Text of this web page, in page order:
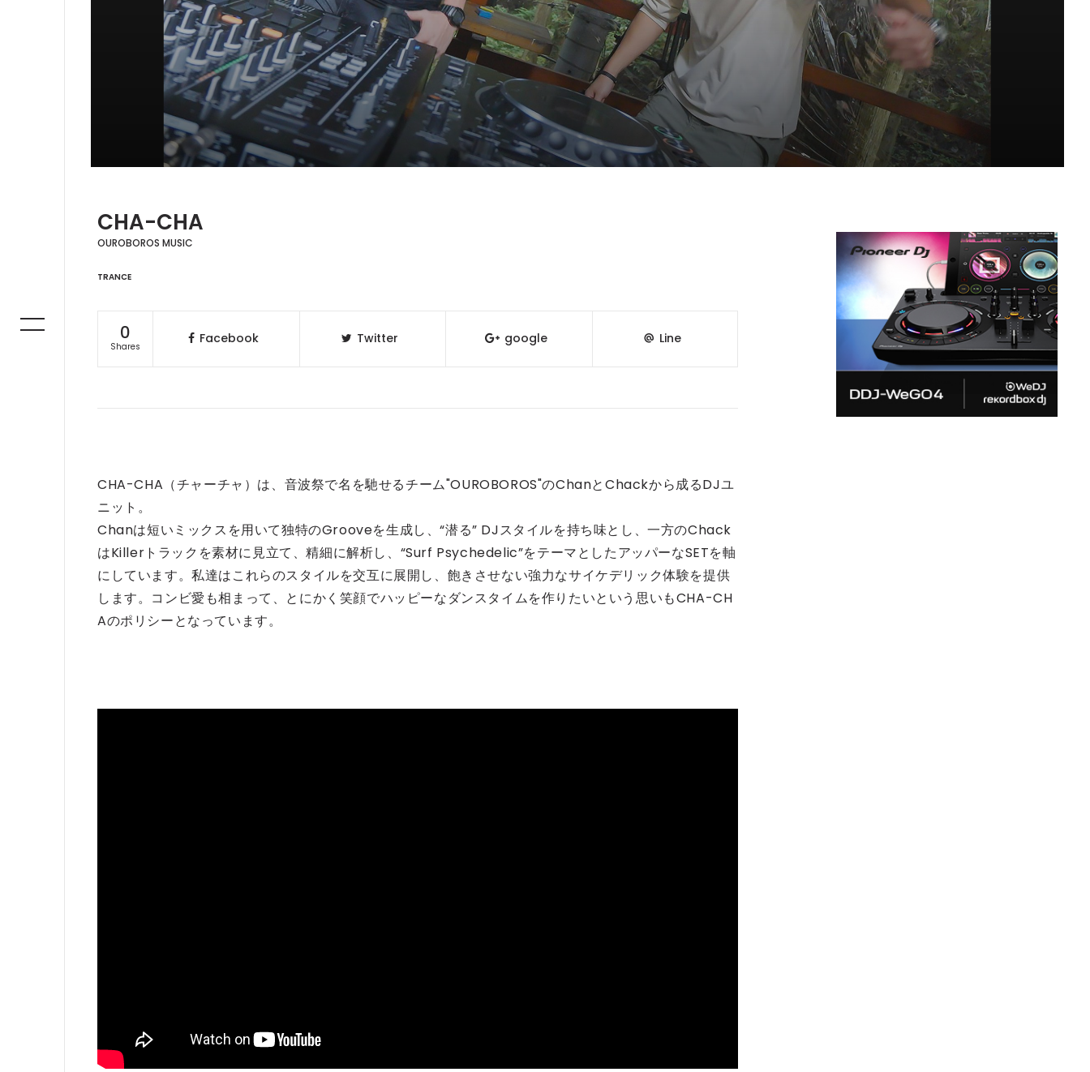
CHA-CHA
OUROBOROS MUSIC
TRANCE
0
Shares
Facebook Twitter google Line
CHA-CHA（チャーチャ）は、音波祭で名を馳せるチーム"OUROBOROS"のChanとChackから成るDJユ
ニット。
Chanは短いミックスを用いて独特のGrooveを生成し、“潜る” DJスタイルを持ち味とし、一方のChack
はKillerトラックを素材に見立て、精細に解析し、“Surf Psychedelic”をテーマとしたアッパーなSETを軸
にしています。私達はこれらのスタイルを交互に展開し、飽きさせない強力なサイケデリック体験を提供
します。コンビ愛も相まって、とにかく笑顔でハッピーなダンスタイムを作りたいという思いもCHA-CH
Aのポリシーとなっています。